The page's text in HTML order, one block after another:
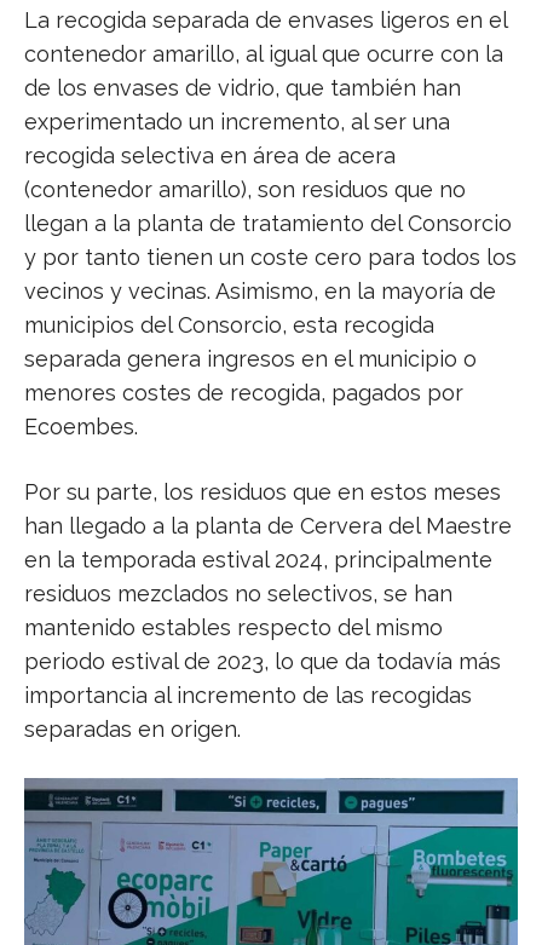
La recogida separada de envases ligeros en el
contenedor amarillo, al igual que ocurre con la
de los envases de vidrio, que también han
experimentado un incremento, al ser una
recogida selectiva en área de acera
(contenedor amarillo), son residuos que no
llegan a la planta de tratamiento del Consorcio
y por tanto tienen un coste cero para todos los
vecinos y vecinas. Asimismo, en la mayoría de
municipios del Consorcio, esta recogida
separada genera ingresos en el municipio o
menores costes de recogida, pagados por
Ecoembes.
Por su parte, los residuos que en estos meses
han llegado a la planta de Cervera del Maestre
en la temporada estival 2024, principalmente
residuos mezclados no selectivos, se han
mantenido estables respecto del mismo
periodo estival de 2023, lo que da todavía más
importancia al incremento de las recogidas
separadas en origen.